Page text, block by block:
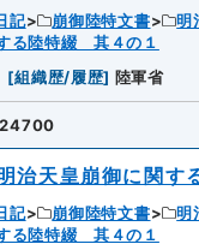
記 崩御陸特文書 明
る陸特綴 其４の１
[組織歴/履歴] 陸軍省
治天皇崩御に関す
記 崩御陸特文書 明
る陸特綴 其４の１